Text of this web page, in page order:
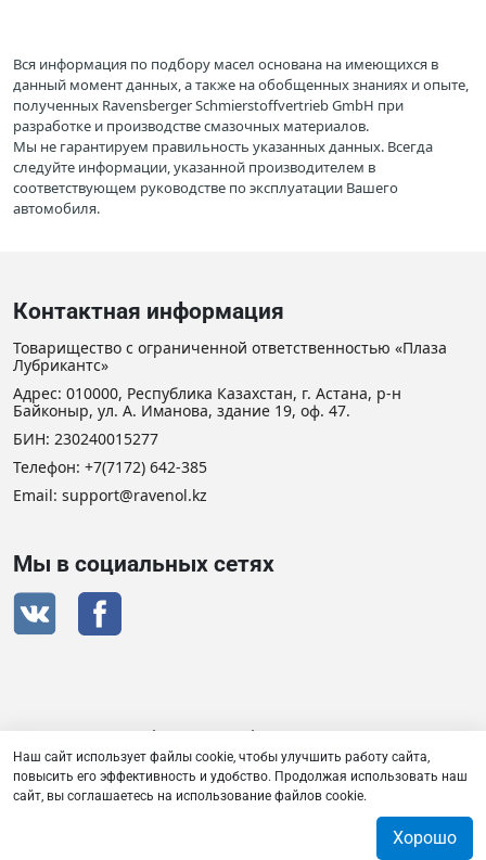
Вся информация по подбору масел основана на имеющихся в
данный момент данных, а также на обобщенных знаниях и опыте,
полученных Ravensberger Schmierstoffvertrieb GmbH при
разработке и производстве смазочных материалов.
Мы не гарантируем правильность указанных данных. Всегда
следуйте информации, указанной производителем в
соответствующем руководстве по эксплуатации Вашего
автомобиля.
Контактная информация
Товарищество с ограниченной ответственностью «Плаза
Лубрикантс»
Адрес: 010000, Республика Казахстан, г. Астана, р-н
Байконыр, ул. А. Иманова, здание 19, оф. 47.
БИН: 230240015277
Телефон: +7(7172) 642-385
Email: support@ravenol.kz
Мы в социальных сетях
Сертификат дистрибьютора RAVENOL
Товарищество с ограниченной ответственностью «Плаза
Наш сайт использует файлы cookie, чтобы улучшить работу сайта,
повысить его эффективность и удобство. Продолжая использовать наш
сайт, вы соглашаетесь на использование файлов cookie.
Хорошо